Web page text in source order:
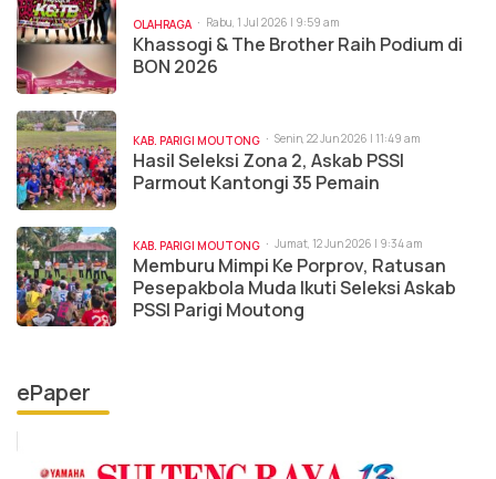
OLAHRAGA Rabu, 1 Jul 2026 | 9:59 am
Khassogi & The Brother Raih Podium di
BON 2026
KAB. PARIGI MOUTONG Senin, 22 Jun 2026 | 11:49 am
Hasil Seleksi Zona 2, Askab PSSI
Parmout Kantongi 35 Pemain
KAB. PARIGI MOUTONG Jumat, 12 Jun 2026 | 9:34 am
Memburu Mimpi Ke Porprov, Ratusan
Pesepakbola Muda Ikuti Seleksi Askab
PSSI Parigi Moutong
ePaper